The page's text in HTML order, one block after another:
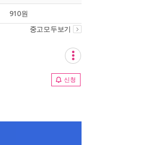
910원
중고모두보기
신청